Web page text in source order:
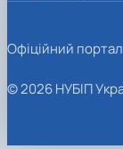
Офіційний
© 2026 НУБІП